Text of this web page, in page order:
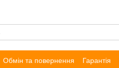
Обмін та повернення Гарантія